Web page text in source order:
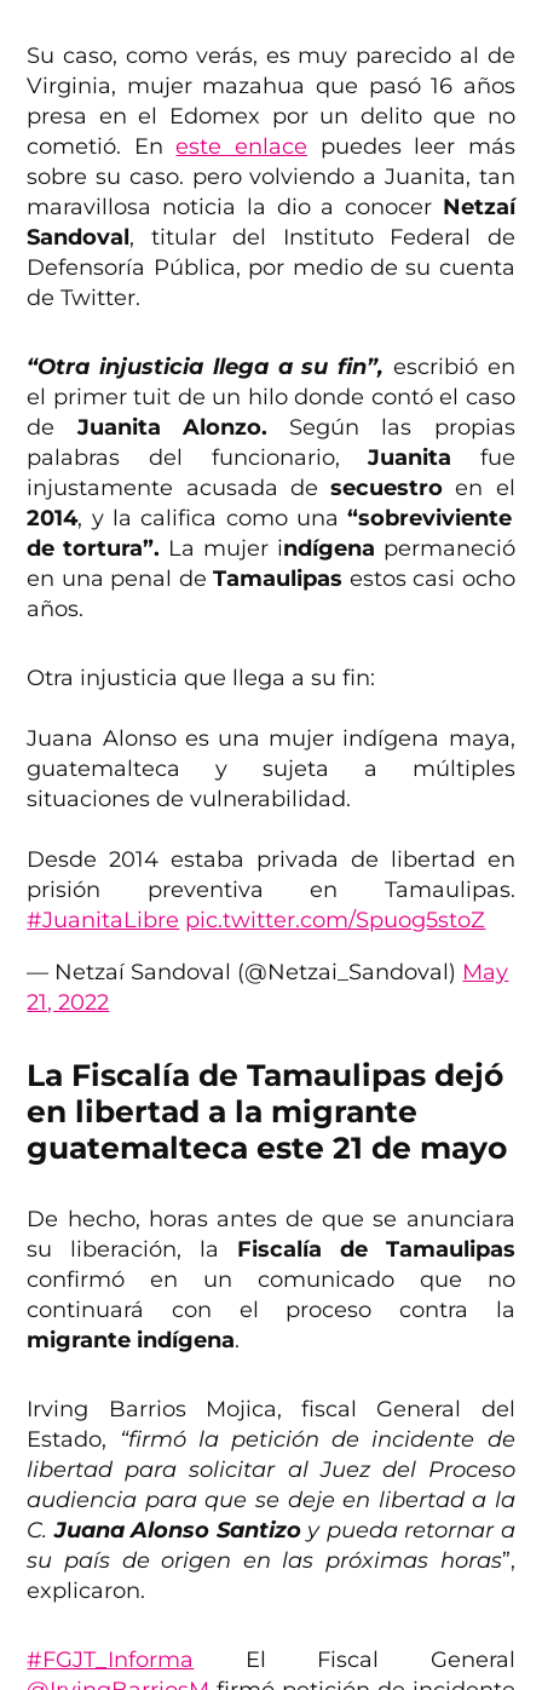
Su caso, como verás, es muy parecido al de
Virginia, mujer mazahua que pasó 16 años
presa en el Edomex por un delito que no
cometió. Eneste enlace puedes leer más
sobre su caso. pero volviendo a Juanita, tan
maravillosa noticia la dio a conocer Netzaí
Sandoval, titular del Instituto Federal de
Defensoría Pública, por medio de su cuenta
de Twitter.
“Otra injusticia llega a su fin”, escribió en
el primer tuit de un hilo donde contó el caso
de Juanita Alonzo. Según las propias
palabras del funcionario,Juanita fue
injustamente acusada desecuestro en el
2014, y la califica como una “sobreviviente
de tortura”. La mujer indígena permaneció
en una penal deTamaulipas estos casi ocho
años.
Otra injusticia que llega a su fin:
Juana Alonso es una mujer indígena maya,
guatemalteca y sujeta a múltiples
situaciones de vulnerabilidad.
Desde 2014 estaba privada de libertad en
prisión preventiva en Tamaulipas.
#JuanitaLibre pic.twitter.com/Spuog5stoZ
— Netzaí Sandoval (@Netzai_Sandoval) May
21, 2022
La Fiscalía de Tamaulipas dejó
en libertad a la migrante
guatemalteca este 21 de mayo
De hecho, horas antes de que se anunciara
su liberación, la Fiscalía de Tamaulipas
confirmó en un comunicado que no
continuará con el proceso contra la
migrante indígena.
Irving Barrios Mojica, fiscal General del
Estado,
“firmó la petición de incidente de
libertad para solicitar al Juez del Proceso
audiencia para que se deje en libertad a la
C.Juana Alonso Santizoy pueda retornar a
su país de origen en las próximas horas”,
explicaron.
#FGJT_Informa
El Fiscal General